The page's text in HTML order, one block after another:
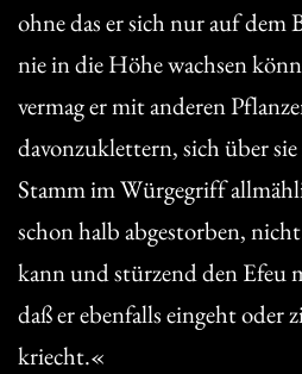
ohne das er sich nur auf dem
nie in die Höhe wachsen
vermag er mit anderen
davonzuklettern, sich über
Stamm im Würgegriff
schon halb abgestorben,
kann und stürzend den Efeu
daß er ebenfalls eingeht oder
kriecht.«